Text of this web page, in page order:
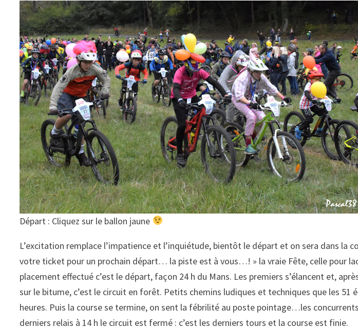
Départ : Cliquez sur le ballon jaune
L’excitation remplace l’impatience et l’inquiétude, bientôt le départ et on sera dans la
votre ticket pour un prochain départ… la piste est à vous…! » la vraie Fête, celle pour
placement effectué c’est le départ, façon 24 h du Mans. Les premiers s’élancent et,
sur le bitume, c’est le circuit en forêt. Petits chemins ludiques et techniques que les 51
heures. Puis la course se termine, on sent la fébrilité au poste pointage…les
derniers relais à 14 h le circuit est fermé : c’est les derniers tours et la course est finie.